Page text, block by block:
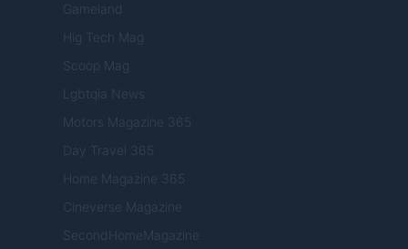
Gameland
Hig Tech Mag
Scoop Mag
Lgbtqia News
Motors Magazine 365
Day Travel 365
Home Magazine 365
Cineverse Magazine
SecondHomeMagazine